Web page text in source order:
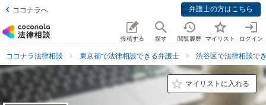
ココナラへ 弁護士の方はこちら
投稿する 探す 閲覧履歴 マイリスト ログイン
ココナラ法律相談 東京都で法律相談できる弁護士 渋谷区で法律相談で
マイリストに入れる